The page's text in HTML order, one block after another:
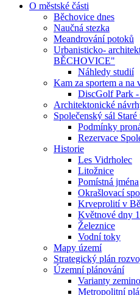
O městské části
Běchovice dnes
Naučná stezka
Meandrování potoků
Urbanisticko-
BĚCHOVICE"
Náhledy studií
Kam za sportem a na
DiscGolf Park
Architektonické
Společenský sál Staré
Podmínky
Rezervace
Historie
Les Vidrholec
Litožnice
Pomístná jména
Okrašlovací
Krveprolití v
Květnové dny
Železnice
Vodní toky
Mapy území
Strategický plán
Územní plánování
Varianty
Metropolitní